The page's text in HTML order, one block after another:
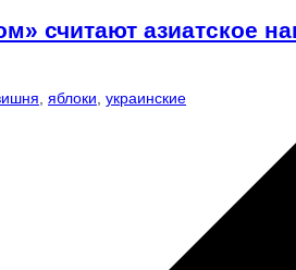
считают азиатское
яблоки украинские